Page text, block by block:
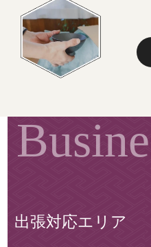
出張対応エリア